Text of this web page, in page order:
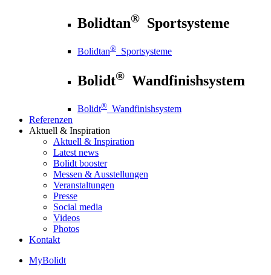
Bolidtan® Sportsysteme
Bolidtan® Sportsysteme
Bolidt® Wandfinishsystem
Bolidt® Wandfinishsystem
Referenzen
Aktuell & Inspiration
Aktuell & Inspiration
Latest news
Bolidt booster
Messen & Ausstellungen
Veranstaltungen
Presse
Social media
Videos
Photos
Kontakt
MyBolidt